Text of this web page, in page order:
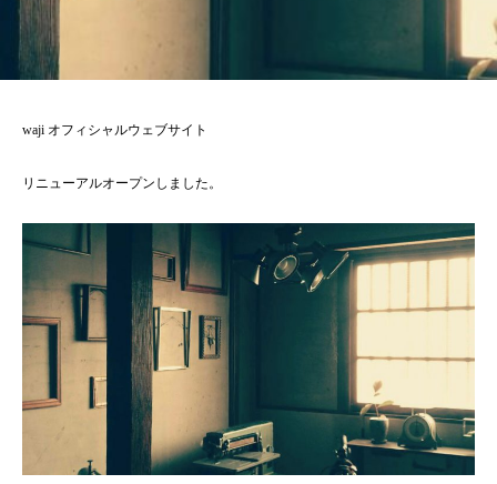
waji オフィシャルウェブサイト
リニューアルオープンしました。